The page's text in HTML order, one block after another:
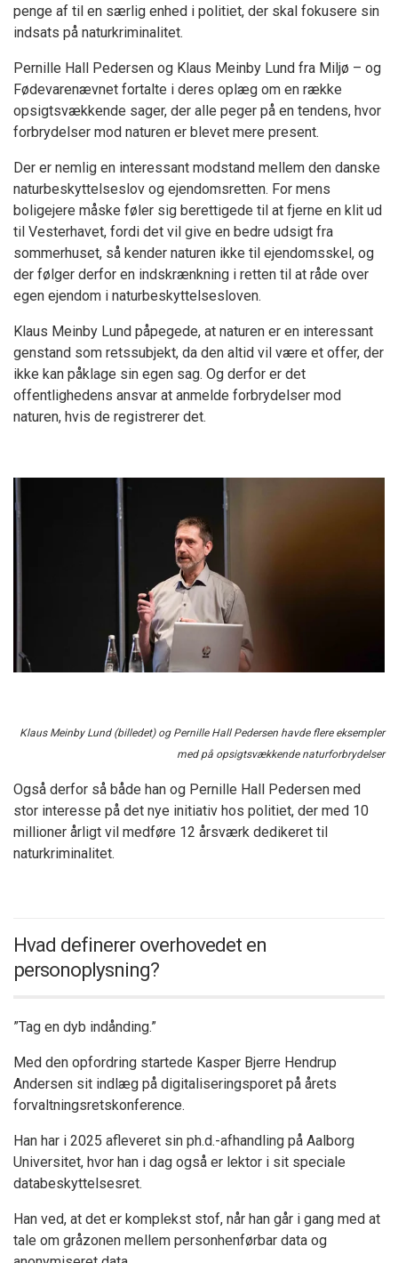
penge af til en særlig enhed i politiet, der skal fokusere sin
indsats på naturkriminalitet.
Pernille Hall Pedersen og Klaus Meinby Lund fra Miljø – og
Fødevarenævnet fortalte i deres oplæg om en række
opsigtsvækkende sager, der alle peger på en tendens, hvor
forbrydelser mod naturen er blevet mere present.
Der er nemlig en interessant modstand mellem den danske
naturbeskyttelseslov og ejendomsretten. For mens
boligejere måske føler sig berettigede til at fjerne en klit ud
til Vesterhavet, fordi det vil give en bedre udsigt fra
sommerhuset, så kender naturen ikke til ejendomsskel, og
der følger derfor en indskrænkning i retten til at råde over
egen ejendom i naturbeskyttelsesloven.
Klaus Meinby Lund påpegede, at naturen er en interessant
genstand som retssubjekt, da den altid vil være et offer, der
ikke kan påklage sin egen sag. Og derfor er det
offentlighedens ansvar at anmelde forbrydelser mod
naturen, hvis de registrerer det.
Klaus Meinby Lund (billedet) og Pernille Hall Pedersen havde flere eksempler
med på opsigtsvækkende naturforbrydelser
Også derfor så både han og Pernille Hall Pedersen med
stor interesse på det nye initiativ hos politiet, der med 10
millioner årligt vil medføre 12 årsværk dedikeret til
naturkriminalitet.
Hvad definerer overhovedet en
personoplysning?
”Tag en dyb indånding.”
Med den opfordring startede Kasper Bjerre Hendrup
Andersen sit indlæg på digitaliseringsporet på årets
forvaltningsretskonference.
Han har i 2025 afleveret sin ph.d.-afhandling på Aalborg
Universitet, hvor han i dag også er lektor i sit speciale
databeskyttelsesret.
Han ved, at det er komplekst stof, når han går i gang med at
tale om gråzonen mellem personhenførbar data og